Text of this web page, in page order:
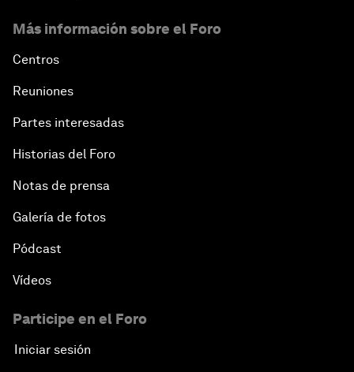
Más información sobre el Foro
Centros
Reuniones
Partes interesadas
Historias del Foro
Notas de prensa
Galería de fotos
Pódcast
Vídeos
Participe en el Foro
Iniciar sesión